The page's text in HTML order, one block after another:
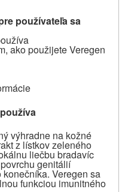
používateľa sa
ako použijete Veregen
výhradne na kožné
z lístkov zeleného
liečbu bradavíc
genitálií
Veregen sa
funkciou imunitného